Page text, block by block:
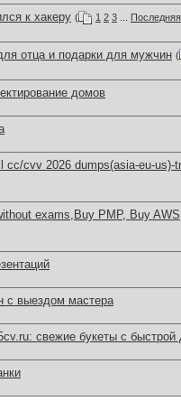
к хакеру ( 1 2 3
отца и подарки для мужчин (
домов
cc/cvv 2026 dumps(asia-eu-us)-
exams,Buy PMP, Buy
с выездом мастера
свежие букеты с быстрой